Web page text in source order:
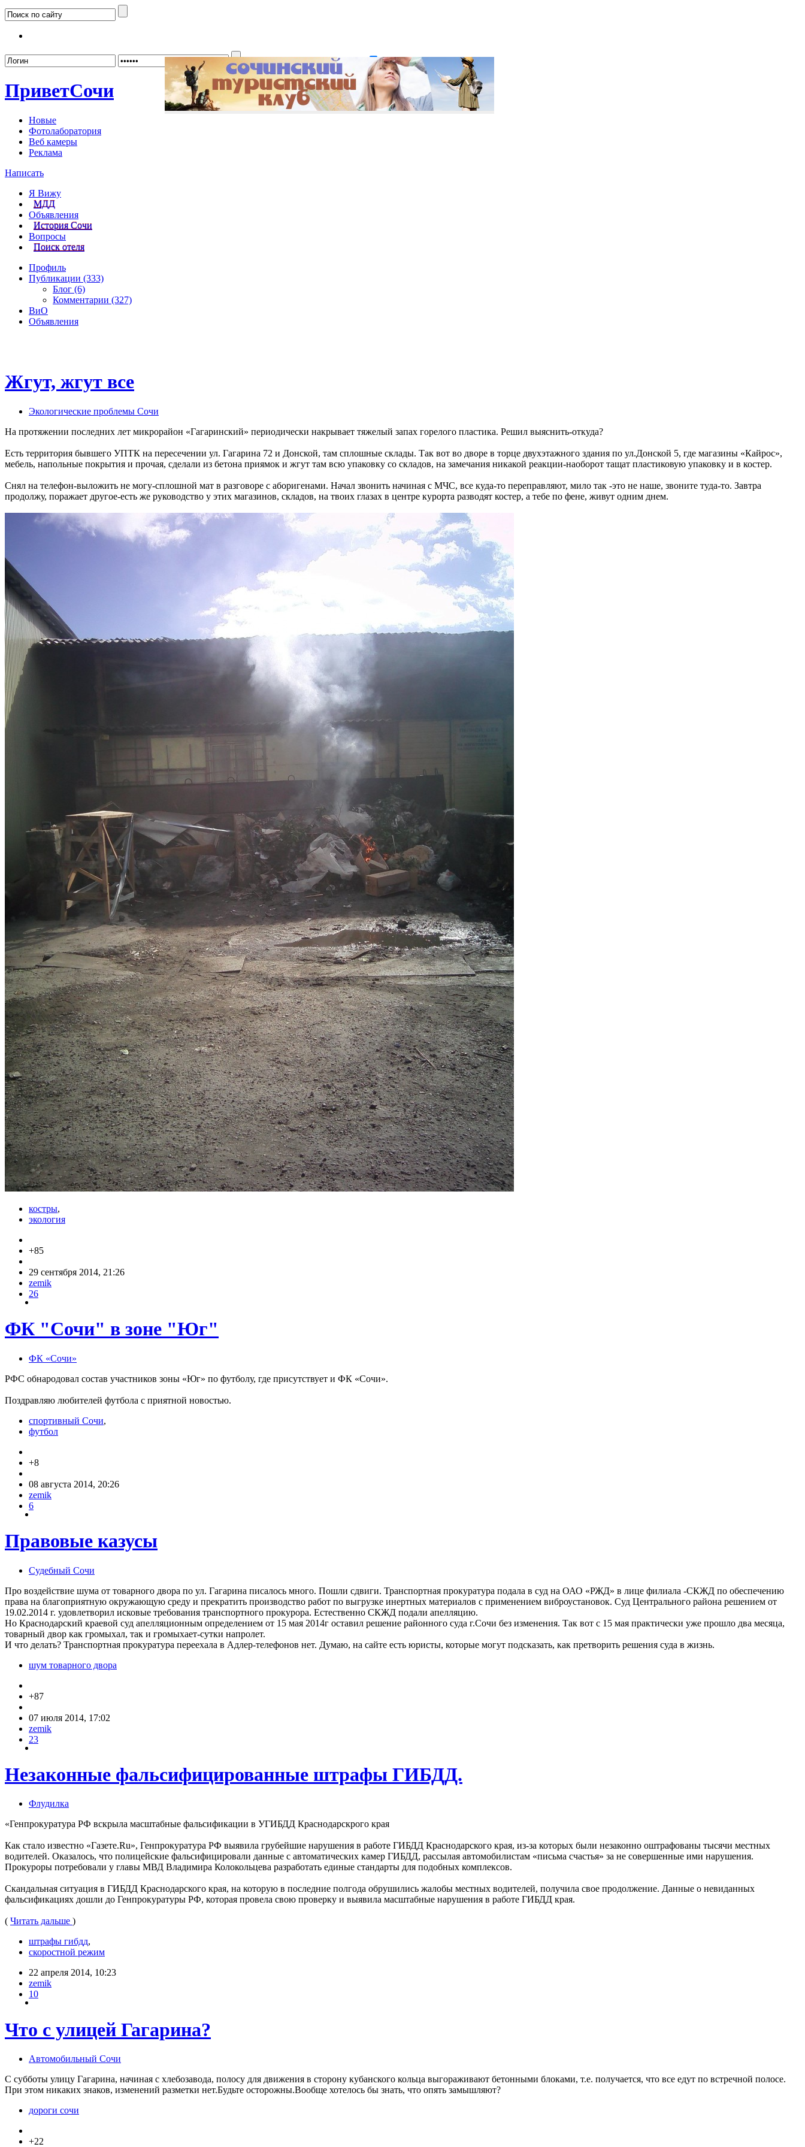
Забыли пароль? Регистрация
ПриветСочи
Новые
Фотолаборатория
Веб камеры
Реклама
Написать
Я Вижу
МДД
Объявления
История Сочи
Вопросы
Поиск отеля
Профиль
Публикации (333)
Блог (6)
Комментарии (327)
ВиО
Объявления
Жгут, жгут все
Экологические проблемы Сочи
На протяжении последних лет микрорайон «Гагаринский» периодически накрывает тяжелый запах горелого пластика. Решил выяснить-откуда?
Есть территория бывшего УПТК на пересечении ул. Гагарина 72 и Донской, там сплошные склады. Так вот во дворе в торце двухэтажного здания по ул.Донской 5, где магазины «Кайрос»,
мебель, напольные покрытия и прочая, сделали из бетона приямок и жгут там всю упаковку со складов, на замечания никакой реакции-наоборот тащат пластиковую упаковку и в костер.
Снял на телефон-выложить не могу-сплошной мат в разговоре с аборигенами. Начал звонить начиная с МЧС, все куда-то переправляют, мило так -это не наше, звоните туда-то. Завтра
продолжу, поражает другое-есть же руководство у этих магазинов, складов, на твоих глазах в центре курорта разводят костер, а тебе по фене, живут одним днем.
костры,
экология
+85
29 сентября 2014, 21:26
zemik
26
ФК "Сочи" в зоне "Юг"
ФК «Сочи»
РФС обнародовал состав участников зоны «Юг» по футболу, где присутствует и ФК «Сочи».
Поздравляю любителей футбола с приятной новостью.
спортивный Сочи,
футбол
+8
08 августа 2014, 20:26
zemik
6
Правовые казусы
Судебный Сочи
Про воздействие шума от товарного двора по ул. Гагарина писалось много. Пошли сдвиги. Транспортная прокуратура подала в суд на ОАО «РЖД» в лице филиала -СКЖД по обеспечению
права на благоприятную окружающую среду и прекратить производство работ по выгрузке инертных материалов с применением виброустановок. Суд Центрального района решением от
19.02.2014 г. удовлетворил исковые требования транспортного прокурора. Естественно СКЖД подали апелляцию.
Но Краснодарский краевой суд апелляционным определением от 15 мая 2014г оставил решение районного суда г.Сочи без изменения. Так вот с 15 мая практически уже прошло два месяца,
товарный двор как громыхал, так и громыхает-сутки напролет.
И что делать? Транспортная прокуратура переехала в Адлер-телефонов нет. Думаю, на сайте есть юристы, которые могут подсказать, как претворить решения суда в жизнь.
шум товарного двора
+87
07 июля 2014, 17:02
zemik
23
Незаконные фальсифицированные штрафы ГИБДД.
Флудилка
«Генпрокуратура РФ вскрыла масштабные фальсификации в УГИБДД Краснодарскрого края
Как стало известно «Газете.Ru», Генпрокуратура РФ выявила грубейшие нарушения в работе ГИБДД Краснодарского края, из-за которых были незаконно оштрафованы тысячи местных
водителей. Оказалось, что полицейские фальсифицировали данные с автоматических камер ГИБДД, рассылая автомобилистам «письма счастья» за не совершенные ими нарушения.
Прокуроры потребовали у главы МВД Владимира Колокольцева разработать единые стандарты для подобных комплексов.
Скандальная ситуация в ГИБДД Краснодарского края, на которую в последние полгода обрушились жалобы местных водителей, получила свое продолжение. Данные о невиданных
фальсификациях дошли до Генпрокуратуры РФ, которая провела свою проверку и выявила масштабные нарушения в работе ГИБДД края.
( Читать дальше )
штрафы гибдд,
скоростной режим
22 апреля 2014, 10:23
zemik
10
Что с улицей Гагарина?
Автомобильный Сочи
С субботы улицу Гагарина, начиная с хлебозавода, полосу для движения в сторону кубанского кольца выгораживают бетонными блоками, т.е. получается, что все едут по встречной полосе.
При этом никаких знаков, изменений разметки нет.Будьте осторожны.Вообще хотелось бы знать, что опять замышляют?
дороги сочи
+22